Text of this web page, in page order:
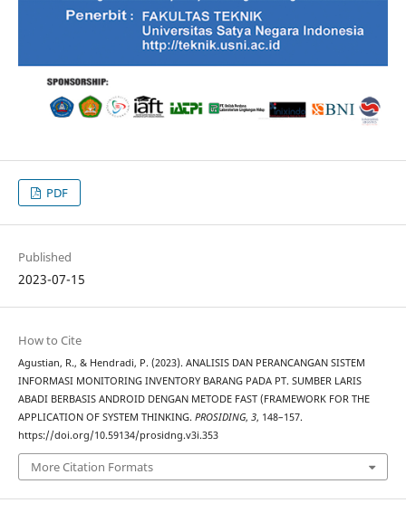
PDF
Published
2023-07-15
How to Cite
Agustian, R., & Hendradi, P. (2023). ANALISIS DAN PERANCANGAN SISTEM
INFORMASI MONITORING INVENTORY BARANG PADA PT. SUMBER LARIS
ABADI BERBASIS ANDROID DENGAN METODE FAST (FRAMEWORK FOR THE
APPLICATION OF SYSTEM THINKING. PROSIDING, 3, 148–157.
https://doi.org/10.59134/prosidng.v3i.353
More Citation Formats